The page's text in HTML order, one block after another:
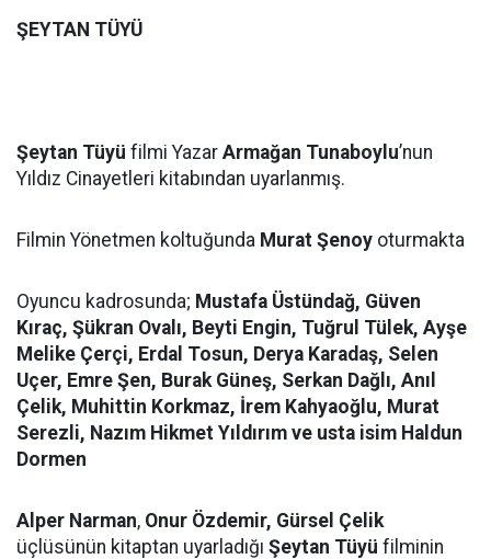
ŞEYTAN TÜYÜ
Şeytan Tüyü filmi Yazar Armağan Tunaboylu’nun
Yıldız Cinayetleri kitabından uyarlanmış.
Filmin Yönetmen koltuğunda Murat Şenoy oturmakta
Oyuncu kadrosunda; Mustafa Üstündağ, Güven
Kıraç, Şükran Ovalı, Beyti Engin, Tuğrul Tülek, Ayşe
Melike Çerçi, Erdal Tosun, Derya Karadaş, Selen
Uçer, Emre Şen, Burak Güneş, Serkan Dağlı, Anıl
Çelik, Muhittin Korkmaz, İrem Kahyaoğlu, Murat
Serezli, Nazım Hikmet Yıldırım ve usta isim Haldun
Dormen
Alper Narman, Onur Özdemir, Gürsel Çelik
üçlüsünün kitaptan uyarladığı Şeytan Tüyü filminin